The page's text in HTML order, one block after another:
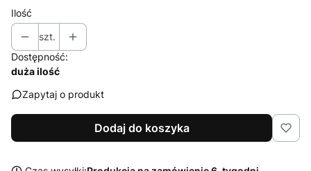
Ilość
szt.
Dostępność:
duża ilość
Zapytaj o produkt
Dodaj do koszyka